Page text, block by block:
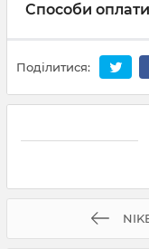
Способи оплати
Поділитися: